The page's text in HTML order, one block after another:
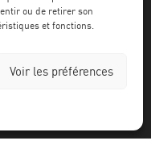
ou de retirer son
et fonctions.
Voir les préférences